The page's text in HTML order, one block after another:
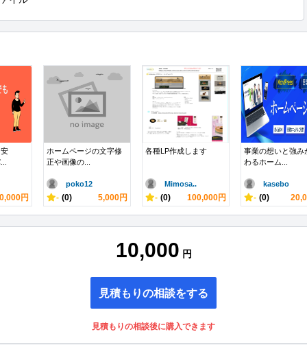
円
ホームページの文字修
正や画像の...
poko12
- (0) 5,000円
各種LP作成します
Mimosa..
- (0) 100,000円
事業の想いと強み
わるホーム...
kasebo
- (0)
10,000 円
見積もりの相談をする
見積もりの相談後に購入できます